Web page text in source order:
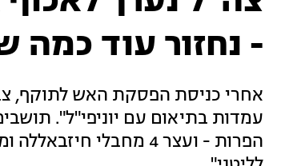
- נחזור עוד כמה
אחרי כניסת הפסקת האש לתוקף,
עמדות בתיאום עם יוניפי"ל".